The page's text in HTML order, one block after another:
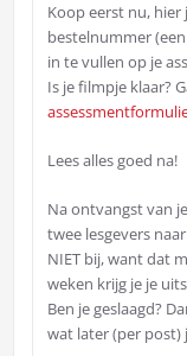
Koop eerst nu,
bestelnummer
in te vullen op je
Is je filmpje klaar?
Lees alles goed na!
Na ontvangst van
twee lesgevers
NIET bij, want dat
weken krijg je je
Ben je geslaagd?
wat later (per post)